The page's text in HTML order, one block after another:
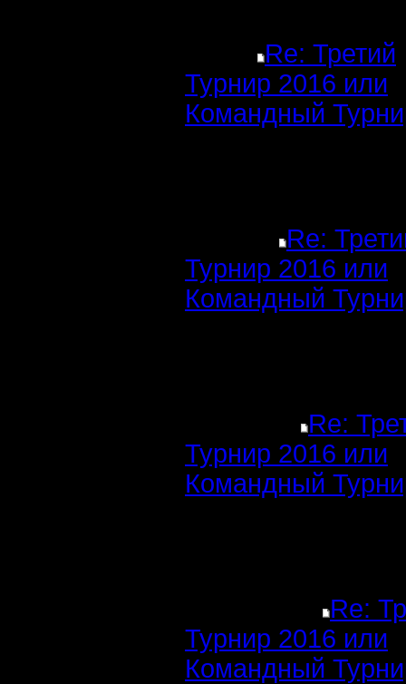
Re: Третий
Турнир 2016 или
Командный
Re:
Турнир 2016 или
Командный
Re:
Турнир 2016 или
Командный
Re:
Турнир 2016 или
Командный